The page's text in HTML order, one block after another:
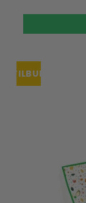
TILBUD